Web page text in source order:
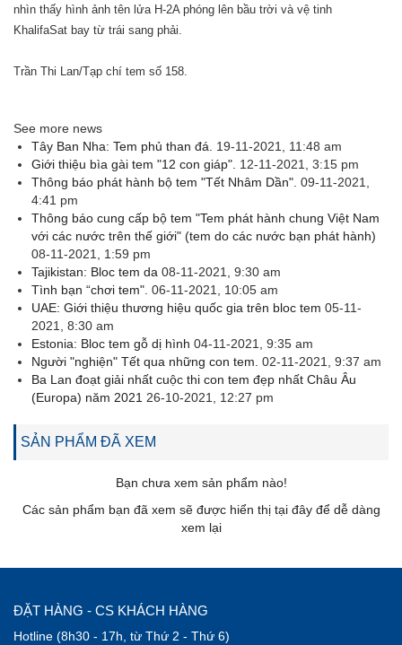
nhìn thấy hình ảnh tên lửa H-2A phóng lên bầu trời và vệ tinh
KhalifaSat bay từ trái sang phải.
Trần Thi Lan/Tạp chí tem số 158.
See more news
Tây Ban Nha: Tem phủ than đá. 19-11-2021, 11:48 am
Giới thiệu bìa gài tem "12 con giáp". 12-11-2021, 3:15 pm
Thông báo phát hành bộ tem "Tết Nhâm Dần". 09-11-2021,
4:41 pm
Thông báo cung cấp bộ tem "Tem phát hành chung Việt Nam
với các nước trên thế giới" (tem do các nước bạn phát hành)
08-11-2021, 1:59 pm
Tajikistan: Bloc tem da 08-11-2021, 9:30 am
Tình bạn “chơi tem". 06-11-2021, 10:05 am
UAE: Giới thiệu thương hiệu quốc gia trên bloc tem 05-11-
2021, 8:30 am
Estonia: Bloc tem gỗ dị hình 04-11-2021, 9:35 am
Người "nghiện" Tết qua những con tem. 02-11-2021, 9:37 am
Ba Lan đoạt giải nhất cuộc thi con tem đẹp nhất Châu Âu
(Europa) năm 2021 26-10-2021, 12:27 pm
SẢN PHẨM ĐÃ XEM
Bạn chưa xem sản phẩm nào!
Các sản phẩm bạn đã xem sẽ được hiển thị tại đây để dễ dàng
xem lại
ĐẶT HÀNG - CS KHÁCH HÀNG
Hotline (8h30 - 17h, từ Thứ 2 - Thứ 6)